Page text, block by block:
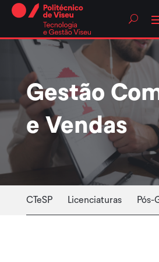
Skip
Gestão
e Vendas
CTeSP Licenciaturas Pós-